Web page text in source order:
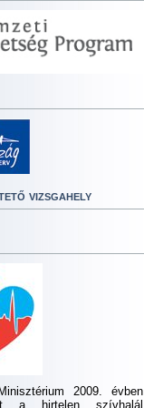
vizsgahely
2009. évben
a hirtelen szívhalál